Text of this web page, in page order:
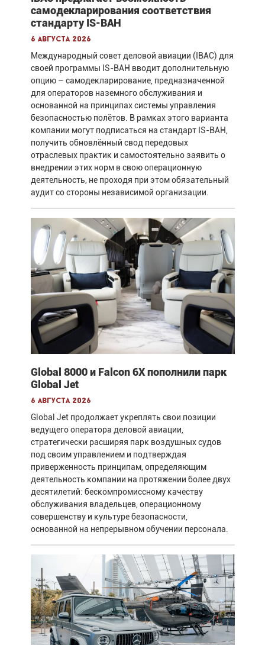
самодекларирования соответствия
стандарту IS-BAH
6 августа 2026
Международный совет деловой авиации (IBAC) для
своей программы IS-BAH вводит дополнительную
опцию – самодекларирование, предназначенной
для операторов наземного обслуживания и
основанной на принципах системы управления
безопасностью полётов. В рамках этого варианта
компании могут подписаться на стандарт IS-BAH,
получить обновлённый свод передовых
отраслевых практик и самостоятельно заявить о
внедрении этих норм в свою операционную
деятельность, не проходя при этом обязательный
аудит со стороны независимой организации.
Global 8000 и Falcon 6X пополнили парк
Global Jet
6 августа 2026
Global Jet продолжает укреплять свои позиции
ведущего оператора деловой авиации,
стратегически расширяя парк воздушных судов
под своим управлением и подтверждая
приверженность принципам, определяющим
деятельность компании на протяжении более двух
десятилетий: бескомпромиссному качеству
обслуживания владельцев, операционному
совершенству и культуре безопасности,
основанной на непрерывном обучении персонала.